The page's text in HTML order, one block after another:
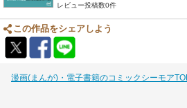
レビュー投稿数0件
この作品をシェアしよう
漫画(まんが)・電子書籍のコミックシーモア